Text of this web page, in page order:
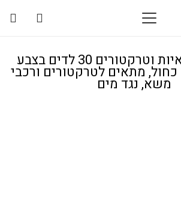
צ'קלקה למשאיות וטרקטורים 30 לדים בצבע
מתאים לטרקטורים ורכבי
משא, נגד מים